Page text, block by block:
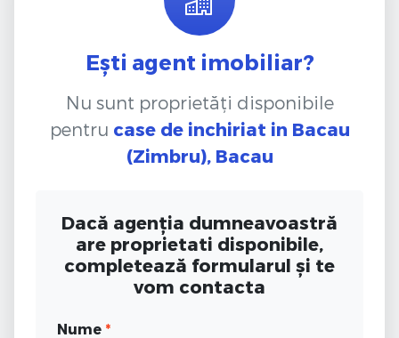
Ești agent imobiliar?
Nu sunt proprietăți disponibile
pentru case de inchiriat in Bacau
(Zimbru), Bacau
Dacă agenția dumneavoastră
are proprietati disponibile,
completează formularul și te
vom contacta
Nume *